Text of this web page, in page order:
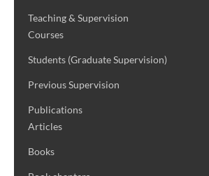
Teaching & Supervision
Courses
Students (Graduate Supervision)
Previous Supervision
Publications
Articles
Books